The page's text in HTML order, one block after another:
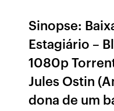
Sinopse:
Estagiário –
1080p
Jules Ostin
dona de um